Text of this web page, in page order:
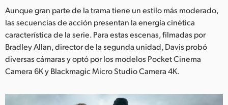
Netherlands
New Zealand
Norway
Aunque gran parte de la trama tiene un estilo más moderado,
las secuencias de acción presentan la energía cinética
característica de la serie. Para estas escenas, filmadas por
Bradley Allan, director de la segunda unidad, Davis probó
diversas cámaras y optó por los modelos Pocket Cinema
Camera 6K y Blackmagic Micro Studio Camera 4K.